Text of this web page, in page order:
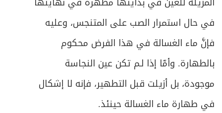
في حال استمرار الصب على المتنجس، وعليه
فإنَّ ماء الغسالة في هذا الفرض محكوم
بالطهارة. وأمّا إذا لـم تكن عين النجاسة
موجودة، بل أزيلت قبل التطهير، فإنه لا إشكال
في طهارة ماء الغسالة حينئذ.